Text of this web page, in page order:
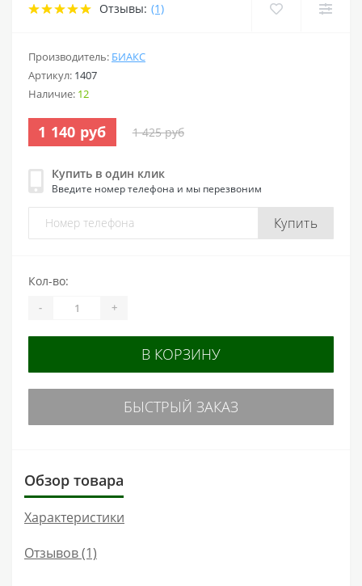
Отзывы: (1)
Производитель: БИАКС
Артикул: 1407
Наличие: 12
1 140 руб 1 425 руб
Купить в один клик
Введите номер телефона и мы перезвоним
Купить
Кол-во:
- +
В КОРЗИНУ
БЫСТРЫЙ ЗАКАЗ
Обзор товара
Характеристики
Отзывов (1)